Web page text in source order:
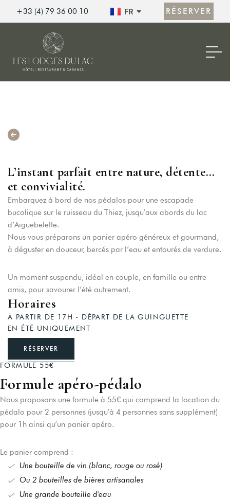
+33 (4) 79 36 00 10 FR
ES
RÉSERVER
L’instant parfait entre nature, détente…
et convivialité.
Embarquez à bord de nos pédalos pour une escapade
bucolique sur le ruisseau du Thiez, jusqu’aux abords du lac
d’Aiguebelette.
Nous vous préparons un panier apéro généreux et gourmand,
à déguster en douceur, bercés par l’eau et entourés de verdure.
Un moment suspendu, idéal en couple, en famille ou entre
amis, pour savourer l’été autrement.
Horaires
À PARTIR DE 17H - DÉPART DE LA GUINGUETTE
EN ÉTÉ UNIQUEMENT
RÉSERVER
FORMULE 55€
Formule apéro-pédalo
Nous proposons une formule à 55€ qui comprend la location du
pédalo pour 2 personnes (jusqu’à 4 personnes sans supplément)
pour 1h ainsi qu’un panier apéro.
Le panier comprend :
Une bouteille de vin (blanc, rouge ou rosé)
Ou 2 bouteilles de bières artisanales
Une grande bouteille d'eau
Les Chambres
Les Cabanes
Soirées Guinguette
Apéros Pédalos
Bien-Être/Massages
Le Domaine
Détente Et Activités
Contact